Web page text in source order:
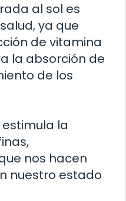
al sol es
ya que
de vitamina
la absorción de
de los
la
nos hacen
nuestro estado